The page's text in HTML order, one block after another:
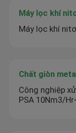
Máy lọc khí
Máy lọc khí
Chất giòn
Công nghiệp
PSA 10Nm3/